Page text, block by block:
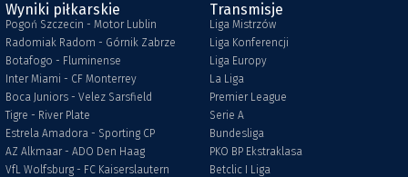
Wyniki piłkarskie
Pogoń Szczecin - Motor Lublin
Radomiak Radom - Górnik Zabrze
Botafogo - Fluminense
Inter Miami - CF Monterrey
Boca Juniors - Velez Sarsfield
Tigre - River Plate
Estrela Amadora - Sporting CP
AZ Alkmaar - ADO Den Haag
VfL Wolfsburg - FC Kaiserslautern
Transmisje
Liga Mistrzów
Liga Konferencji
Liga Europy
La Liga
Premier League
Serie A
Bundesliga
PKO BP Ekstraklasa
Betclic I Liga